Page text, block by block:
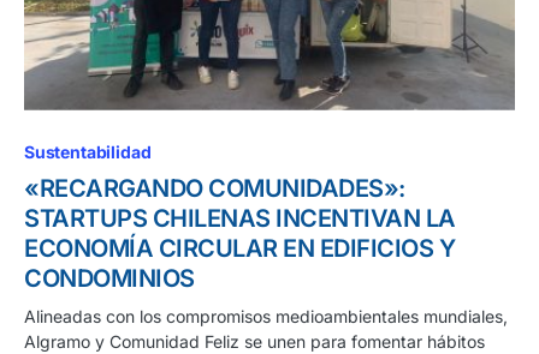
Sustentabilidad
«RECARGANDO COMUNIDADES»:
STARTUPS CHILENAS INCENTIVAN LA
ECONOMÍA CIRCULAR EN EDIFICIOS Y
CONDOMINIOS
Alineadas con los compromisos medioambientales mundiales,
Algramo y Comunidad Feliz se unen para fomentar hábitos